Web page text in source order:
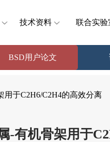
技术资料 联合实验
BSD用户论文
用于C2H6/C2H4的高效分离
-有机骨架用于